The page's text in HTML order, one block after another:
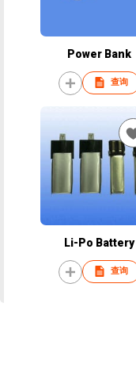
Power Bank
查询
Li-Po Battery
查询